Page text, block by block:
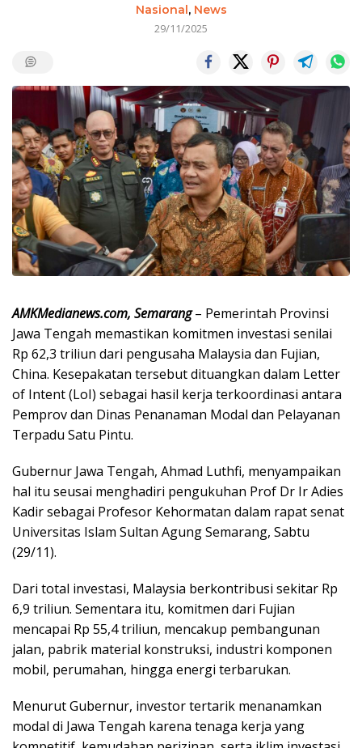
Nasional, News
29/11/2025
AMKMedianews.com, Semarang– Pemerintah Provinsi
Jawa Tengah memastikan komitmen investasi senilai
Rp 62,3 triliun dari pengusaha Malaysia dan Fujian,
China. Kesepakatan tersebut dituangkan dalam Letter
of Intent (LoI) sebagai hasil kerja terkoordinasi antara
Pemprov dan Dinas Penanaman Modal dan Pelayanan
Terpadu Satu Pintu.
Gubernur Jawa Tengah, Ahmad Luthfi, menyampaikan
hal itu seusai menghadiri pengukuhan Prof Dr Ir Adies
Kadir sebagai Profesor Kehormatan dalam rapat senat
Universitas Islam Sultan Agung Semarang, Sabtu
(29/11).
Dari total investasi, Malaysia berkontribusi sekitar Rp
6,9 triliun. Sementara itu, komitmen dari Fujian
mencapai Rp 55,4 triliun, mencakup pembangunan
jalan, pabrik material konstruksi, industri komponen
mobil, perumahan, hingga energi terbarukan.
Menurut Gubernur, investor tertarik menanamkan
modal di Jawa Tengah karena tenaga kerja yang